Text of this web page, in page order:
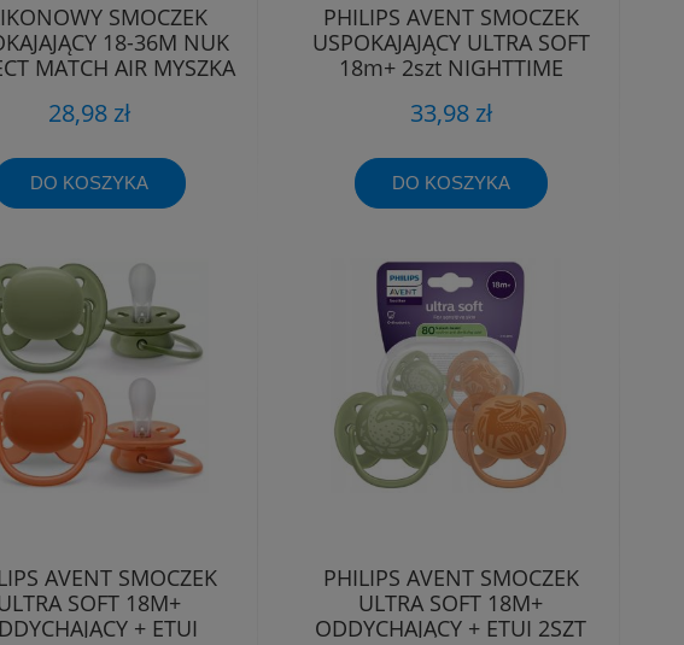
SMOCZEK
18-36M NUK
MATCH AIR MYSZKA
28,98 zł
DO KOSZYKA
PHILIPS AVENT SMOCZEK
USPOKAJAJĄCY ULTRA SOFT
18m+ 2szt NIGHTTIME
33,98 zł
DO KOSZYKA
AVENT SMOCZEK
SOFT 18M+
+ ETUI
PHILIPS AVENT SMOCZEK
ULTRA SOFT 18M+
ODDYCHAJĄCY + ETUI 2SZT